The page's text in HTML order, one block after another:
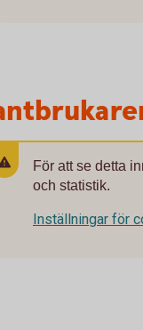
För att se detta
och statistik.
Inställningar för